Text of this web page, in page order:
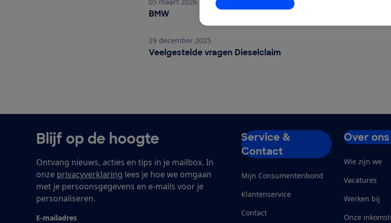
Instellingen aanpassen
BMWBMW
Veelgestelde vragen Dieselclaim
29 december 2025
Veelgestelde vragen Dieselclaim
Blijf op de hoogte
Ontvang nieuws, acties en tips in je mailbox. In
onze privacyverklaring lees je hoe we omgaan
met je persoonsgegevens en e-mails voor je
personaliseren.
E-mailadres
Service &
Contact
Mijn Consumentenbond
Klantenservice
Contact
Over ons
Wie zijn we
Vacatures
Werken bij
Onze